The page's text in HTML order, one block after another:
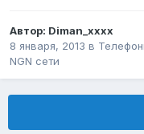
Автор: Diman_xxxx
8 января, 2013 в
NGN сети